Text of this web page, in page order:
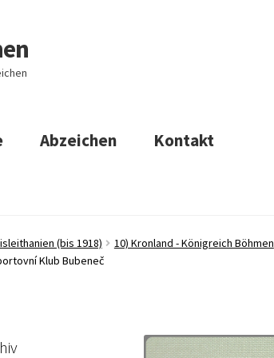
Abzeichen Kontakt
(bis 1918) 10) Kronland - Königreich Böhmen
Klub Bubeneč